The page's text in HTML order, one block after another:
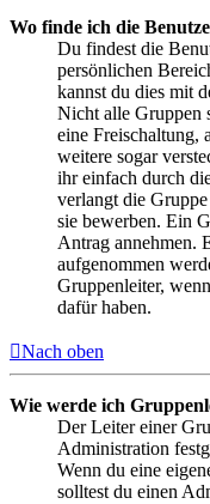
Wo finde ich die
Du findest die
persönlichen
kannst du dies mit
Nicht alle Gruppen
eine Freischaltung,
weitere sogar
ihr einfach durch
verlangt die
sie bewerben. Ein
Antrag annehmen.
aufgenommen
Gruppenleiter,
dafür haben.
Nach oben
Wie werde ich
Der Leiter einer
Administration
Wenn du eine
solltest du einen